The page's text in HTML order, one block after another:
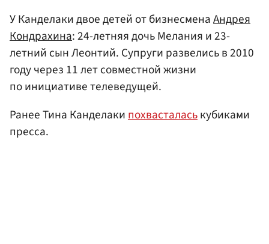
У Канделаки двое детей от бизнесменаАндрея
Кондрахина: 24-летняя дочь Мелания и 23-
летний сын Леонтий. Супруги развелись в 2010
году через 11 лет совместной жизни
по инициативе телеведущей.
Ранее Тина Канделакипохвасталаськубиками
пресса.